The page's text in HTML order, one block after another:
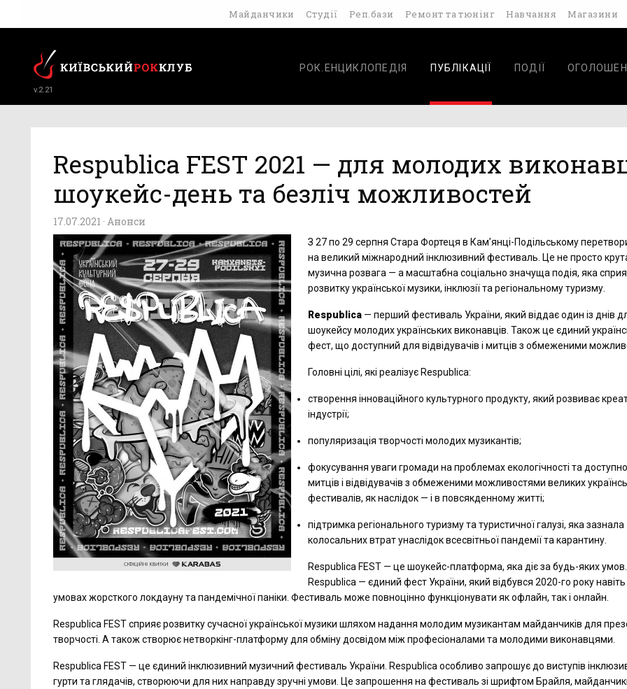
Майданчики Студії Реп.бази Ремонт та тюнінг Навчання Магазини
v.2.21
РОК.ЕНЦИКЛОПЕДІЯ ПУБЛІКАЦІЇ ПОДІЇ
Respublica FEST 2021 — для молодих
шоукейс-день та безліч можливостей
17.07.2021 · Анонси
З 27 по 29 серпня Стара Фортеця в Кам’янці-Подільському
на великий міжнародний інклюзивний фестиваль. Це не просто
музична розвага — а масштабна соціально значуща подія, яка
розвитку української музики, інклюзії та регіональному туризму.
Respublica — перший фестиваль України, який віддає один із днів
шоукейсу молодих українських виконавців. Також це єдиний
фест, що доступний для відвідувачів і митців з обмеженими
Головні цілі, які реалізує Respublica:
створення інноваційного культурного продукту, який розвиває
індустрії;
популяризація творчості молодих музикантів;
фокусування уваги громади на проблемах екологічності та
митців і відвідувачів з обмеженими можливостями великих
фестивалів, як наслідок — і в повсякденному житті;
підтримка регіонального туризму та туристичної галузі, яка зазнала
колосальних втрат унаслідок всесвітньої пандемії та карантину.
Respublica FEST — це шоукейс-платформа, яка діє за будь-яких умов.
Respublica — єдиний фест України, який відбувся 2020-го року навіть
умовах жорсткого локдауну та пандемічної паніки. Фестиваль може повноцінно функціонувати як офлайн, так і онлайн.
Respublica FEST сприяє розвитку сучасної української музики шляхом надання молодим музикантам майданчиків для
творчості. А також створює нетворкінг-платформу для обміну досвідом між професіоналами та молодими виконавцями.
Respublica FEST — це єдиний інклюзивний музичний фестиваль України. Respublica особливо запрошує до виступів
гурти та глядачів, створюючи для них направду зручні умови. Це запрошення на фестиваль зі шрифтом Брайля,